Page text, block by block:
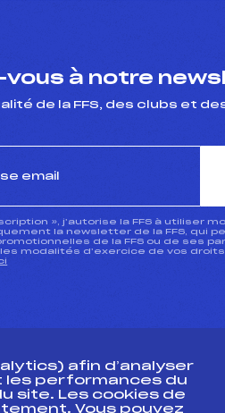
vous à notre
de la FFS, des clubs et
», j’autorise la FFS à utiliser
la newsletter de la FFS, qui
de la FFS ou de ses
les modalités d’exercice de vos
afin d’analyser
les performances du
site. Les cookies de
Vous pouvez